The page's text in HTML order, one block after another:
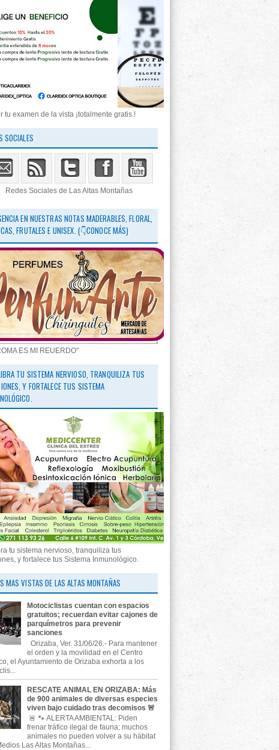
tu examen de la vista ¡totalmente gratis.!
SOCIALES
Redes Sociales de Las Altas Montañas
EN NUESTRAS NOTAS MADERABLES, FLORAL,
FRUTALES E UNISEX. (👇CONOCE MÁS)
ES MI REUERDO"
TU SISTEMA NERVIOSO, TRANQUILIZA TUS
Y FORTALECE TUS SISTEMA
tu sistema nervioso, tranquiliza tus
y fortalece tus Sistema Inmunológico.
MAS VISTAS DE LAS ALTAS MONTAÑAS
Motociclistas cuentan con espacios
gratuitos; recuerdan evitar cajones de
parquímetros para prevenir
sanciones
Orizaba, Ver. 31/06/26.- Para mantener
el orden y la movilidad en el Centro
el Ayuntamiento de Orizaba exhorta a los
RESCATE ANIMAL EN ORIZABA: Más
de 900 animales de diversas especies
viven bajo cuidado tras decomisos 🚨
🚨 🐾 ALERTA AMBIENTAL: Piden
frenar tráfico ilegal de fauna; muchos
animales no pueden volver a su hábitat
Las Altas Montañas...